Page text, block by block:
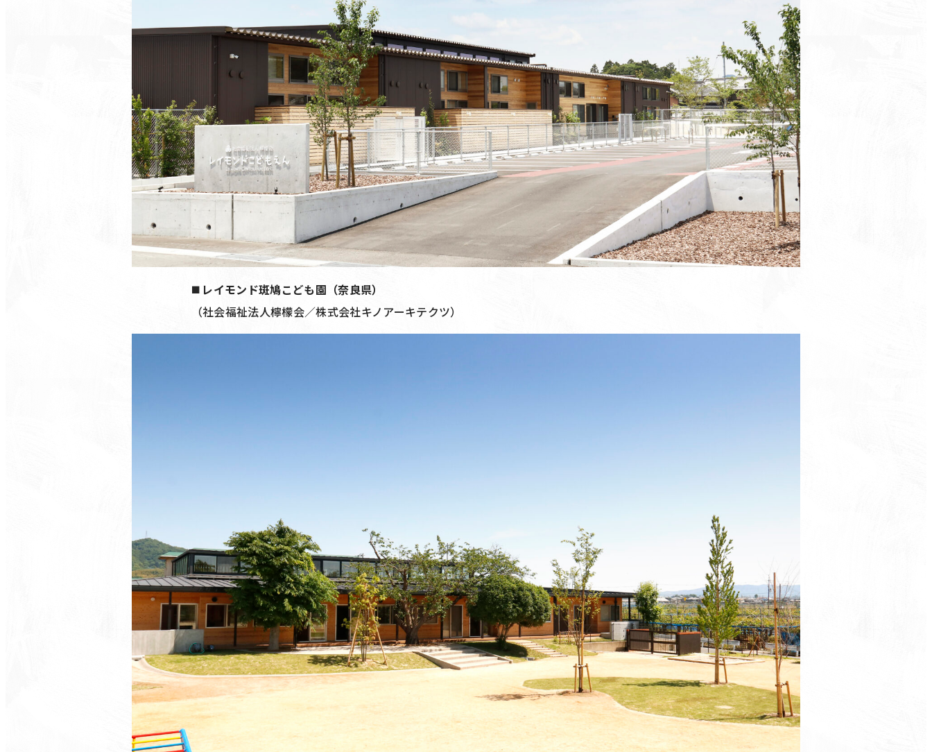
◼️ レイモンド斑鳩こども園（奈良県）
（社会福祉法人檸檬会／株式会社キノアーキテクツ）